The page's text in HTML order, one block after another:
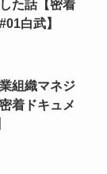
た話【密着
白武】
組織マネジ
着ドキュメ